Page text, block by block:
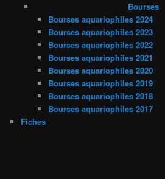
Bourses
Bourses aquariophiles 2024
Bourses aquariophiles 2023
Bourses aquariophiles 2022
Bourses aquariophiles 2021
Bourses aquariophiles 2020
Bourses aquariophiles 2019
Bourses aquariophiles 2018
Bourses aquariophiles 2017
Fiches